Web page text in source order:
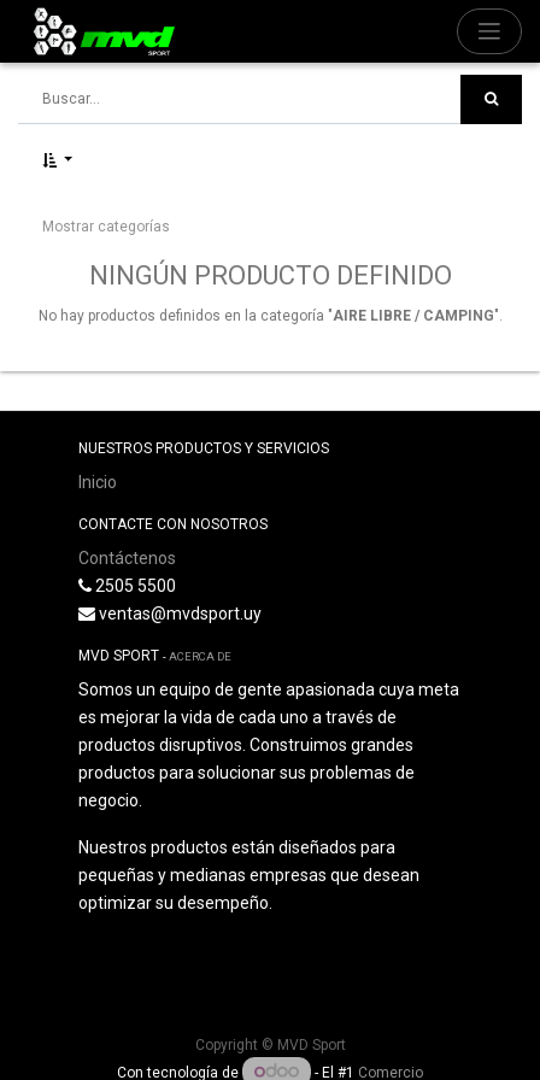
Mostrar categorías
NINGÚN PRODUCTO DEFINIDO
No hay productos definidos en la categoría "AIRE LIBRE / CAMPING".
NUESTROS PRODUCTOS Y SERVICIOS
Inicio
CONTACTE CON NOSOTROS
Contáctenos
2505 5500
ventas@mvdsport.uy
MVD SPORT -ACERCA DE
Somos un equipo de gente apasionada cuya meta
es mejorar la vida de cada uno a través de
productos disruptivos. Construimos grandes
productos para solucionar sus problemas de
negocio.
Nuestros productos están diseñados para
pequeñas y medianas empresas que desean
optimizar su desempeño.
Copyright © MVD Sport
Con tecnología de
- El #1 Comercio